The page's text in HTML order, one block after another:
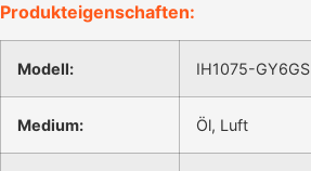
Produkteigenschaften:
Modell: IH1075-GY6GS
Medium: Öl, Luft